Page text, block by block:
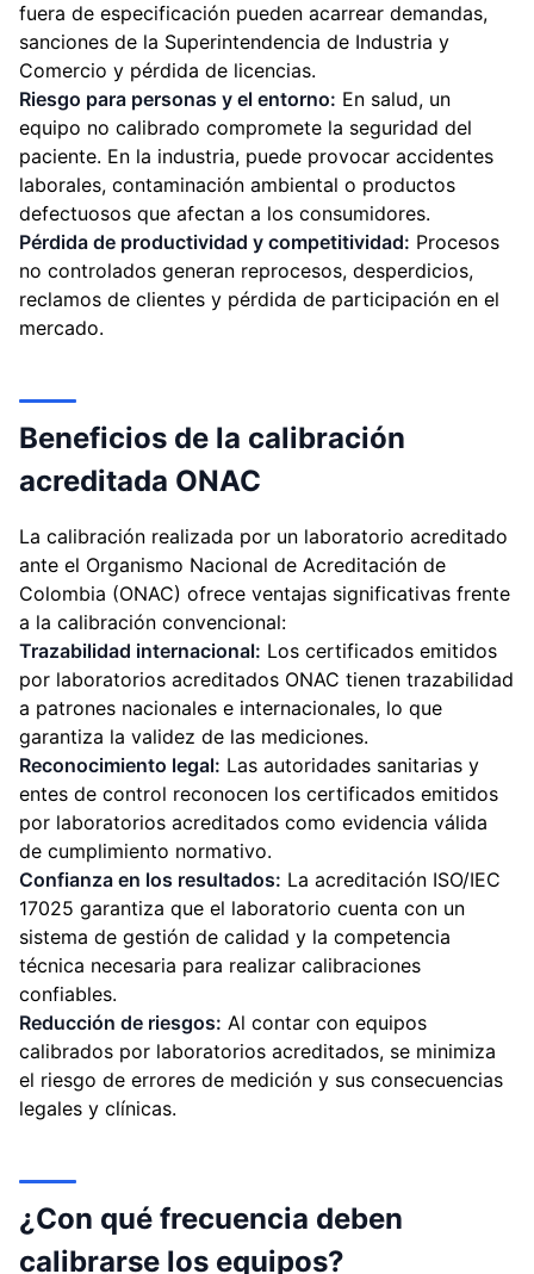
fuera de especificación pueden acarrear demandas,
sanciones de la Superintendencia de Industria y
Comercio y pérdida de licencias.
Riesgo para personas y el entorno: En salud, un
equipo no calibrado compromete la seguridad del
paciente. En la industria, puede provocar accidentes
laborales, contaminación ambiental o productos
defectuosos que afectan a los consumidores.
Pérdida de productividad y competitividad: Procesos
no controlados generan reprocesos, desperdicios,
reclamos de clientes y pérdida de participación en el
mercado.
Beneficios de la calibración
acreditada ONAC
La calibración realizada por un laboratorio acreditado
ante el Organismo Nacional de Acreditación de
Colombia (ONAC) ofrece ventajas significativas frente
a la calibración convencional:
Trazabilidad internacional: Los certificados emitidos
por laboratorios acreditados ONAC tienen trazabilidad
a patrones nacionales e internacionales, lo que
garantiza la validez de las mediciones.
Reconocimiento legal: Las autoridades sanitarias y
entes de control reconocen los certificados emitidos
por laboratorios acreditados como evidencia válida
de cumplimiento normativo.
Confianza en los resultados: La acreditación ISO/IEC
17025 garantiza que el laboratorio cuenta con un
sistema de gestión de calidad y la competencia
técnica necesaria para realizar calibraciones
confiables.
Reducción de riesgos: Al contar con equipos
calibrados por laboratorios acreditados, se minimiza
el riesgo de errores de medición y sus consecuencias
legales y clínicas.
¿Con qué frecuencia deben
calibrarse los equipos?